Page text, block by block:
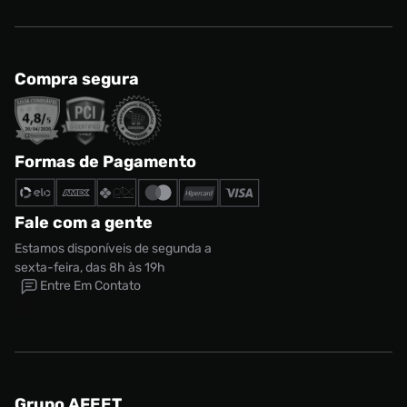
Compra segura
Formas de Pagamento
Fale com a gente
Estamos disponíveis de segunda a
sexta-feira, das 8h às 19h
Entre Em Contato